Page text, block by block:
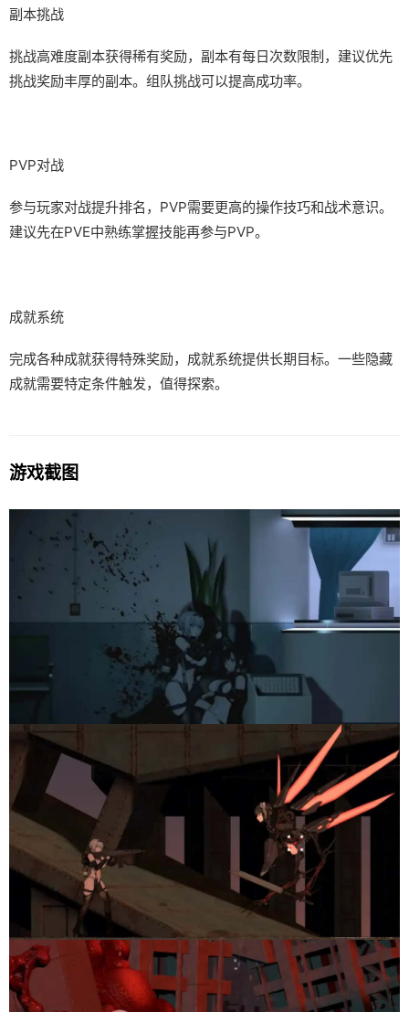
副本挑战
挑战高难度副本获得稀有奖励，副本有每日次数限制，建议优先
挑战奖励丰厚的副本。组队挑战可以提高成功率。
PVP对战
参与玩家对战提升排名，PVP需要更高的操作技巧和战术意识。
建议先在PVE中熟练掌握技能再参与PVP。
成就系统
完成各种成就获得特殊奖励，成就系统提供长期目标。一些隐藏
成就需要特定条件触发，值得探索。
游戏截图